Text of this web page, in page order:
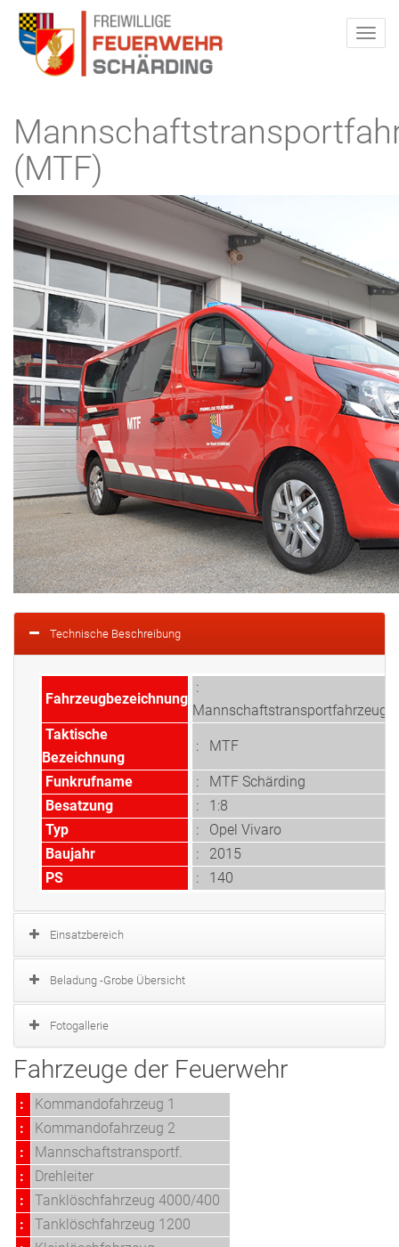
(MTF)
Technische Beschreibung
Fahrzeugbezeichnung
:
Mannschaftstransportfahrzeug
Taktische
Bezeichnung
: MTF
Funkrufname
: MTF Schärding
Besatzung
: 1:8
Typ
: Opel Vivaro
Baujahr
: 2015
PS
: 140
Einsatzbereich
Beladung -Grobe Übersicht
Fotogallerie
Fahrzeuge der Feuerwehr
:
Kommandofahrzeug 1
:
Kommandofahrzeug 2
:
Mannschaftstransportf.
:
Drehleiter
:
Tanklöschfahrzeug 4000/400
:
Tanklöschfahrzeug 1200